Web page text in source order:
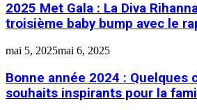
2025 Met Gala : La Diva
troisième baby bump avec le
mai 5, 2025mai 6, 2025
Bonne année 2024 : Quelques
souhaits inspirants pour la